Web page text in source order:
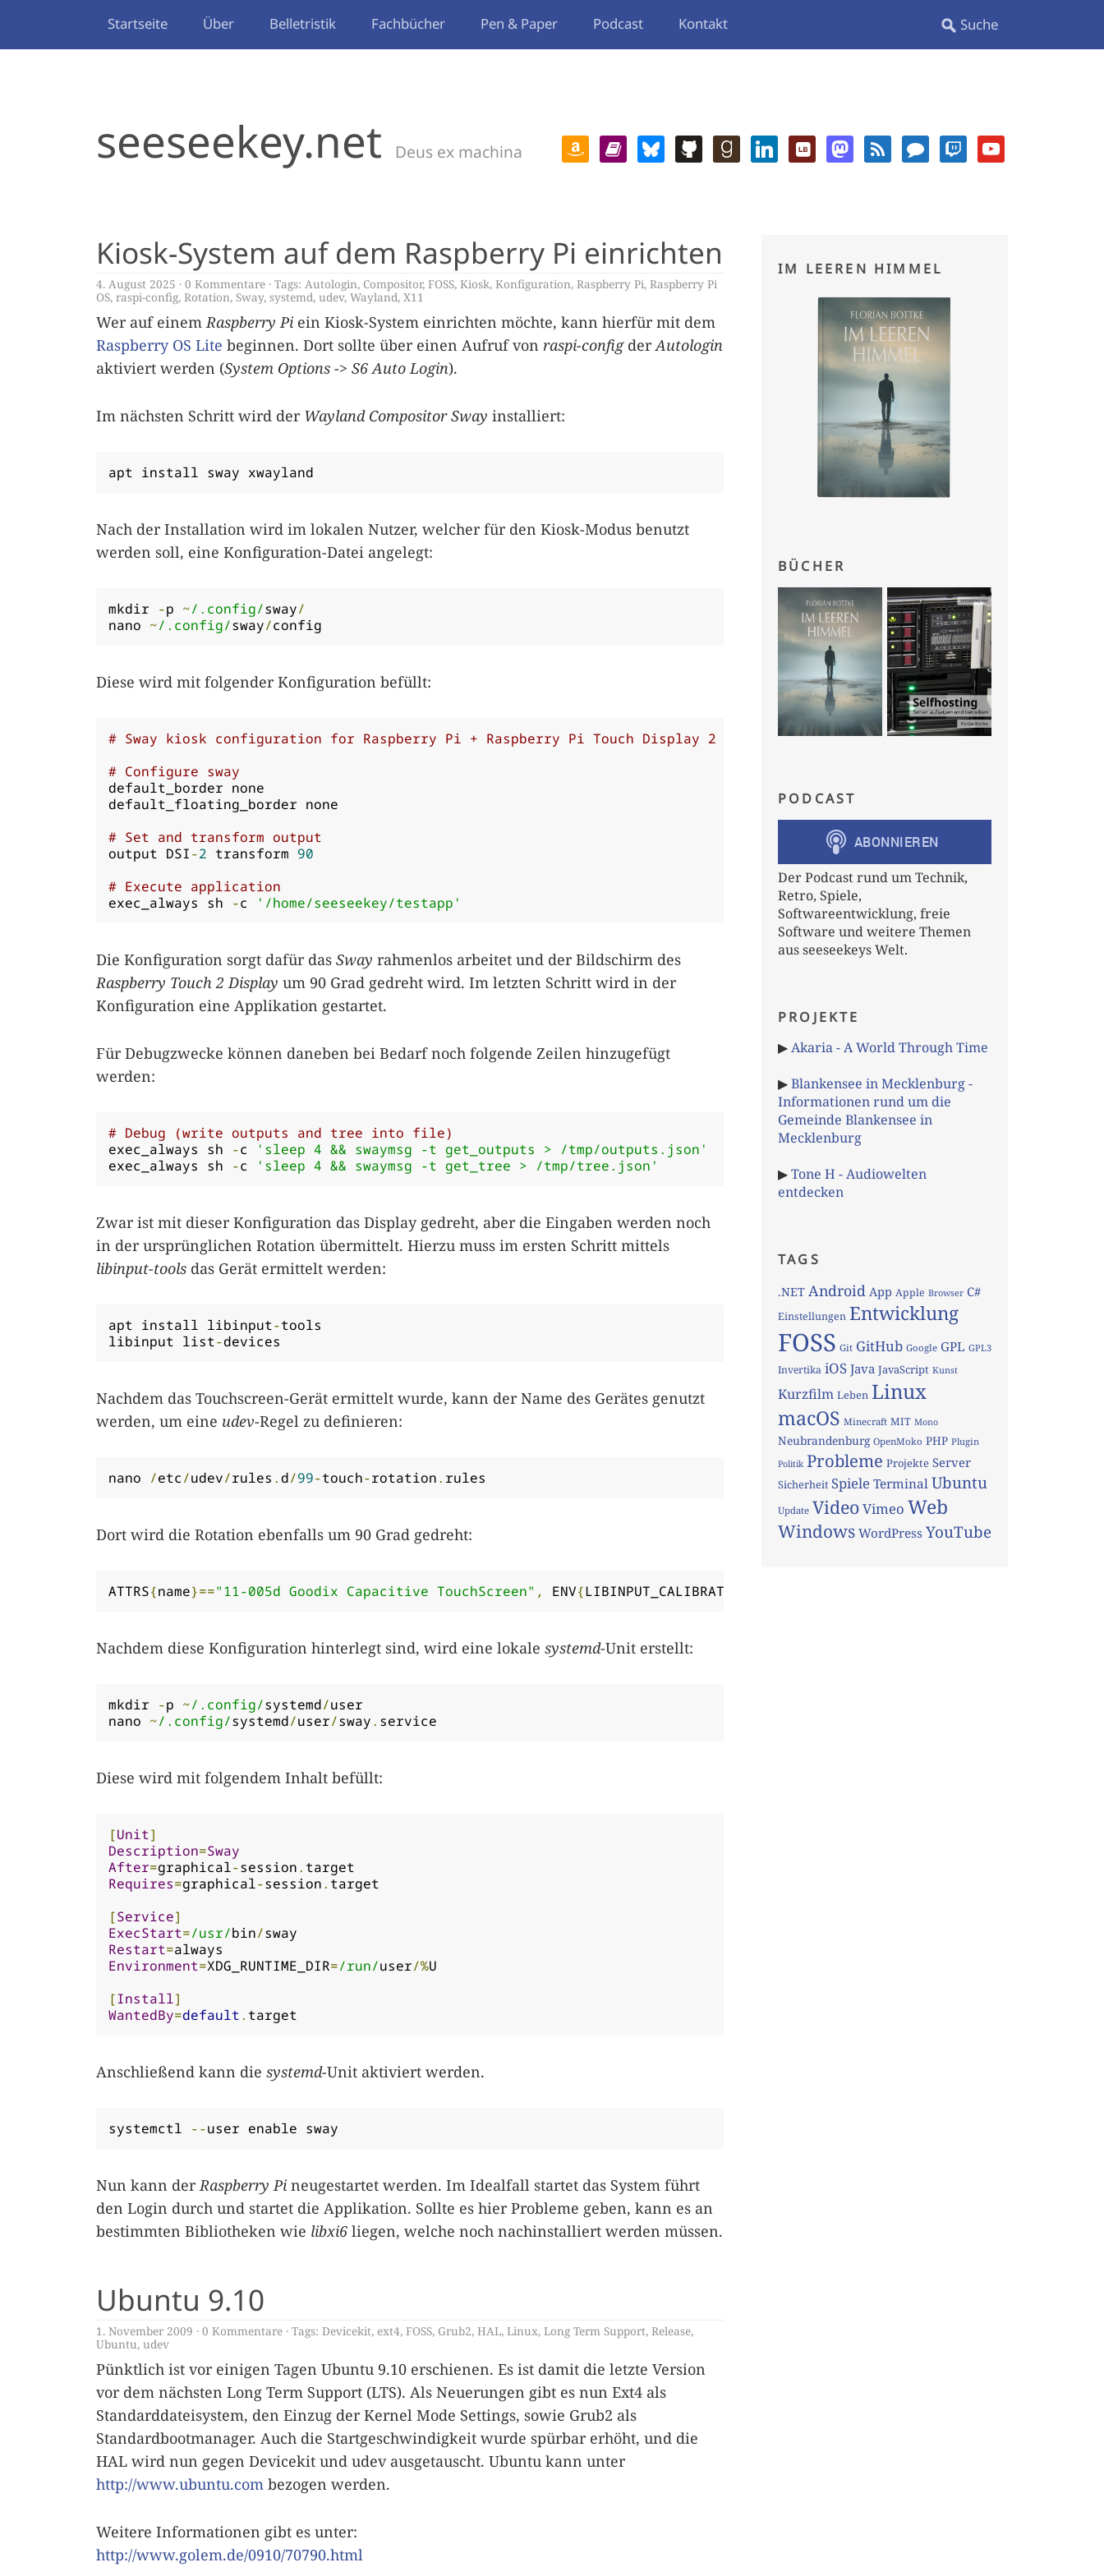
Startseite Über Belletristik Fachbücher Pen & Paper Podcast Kontakt
seeseekey.net Deus ex machina
Kiosk-System auf dem Raspberry Pi einrichten
4. August 2025 0 Kommentare Tags: Autologin, Compositor, FOSS, Kiosk, Konfiguration, Raspberry Pi, Raspberry Pi
OS, raspi-config, Rotation, Sway, systemd, udev, Wayland, X11
Wer auf einemRaspberry Pi ein Kiosk-System einrichten möchte, kann hierfür mit dem
Raspberry OS Lite beginnen. Dort sollte über einen Aufruf von raspi-configderAutologin
aktiviert werden (System Options -> S6 Auto Login).
Im nächsten Schritt wird der Wayland Compositor Sway installiert:
apt install sway xwayland
Nach der Installation wird im lokalen Nutzer, welcher für den Kiosk-Modus benutzt
werden soll, eine Konfiguration-Datei angelegt:
mkdir -p ~/.config/sway/
nano ~/.config/sway/config
Diese wird mit folgender Konfiguration befüllt:
# Sway kiosk configuration for Raspberry Pi + Raspberry Pi Touch Display 2
# Configure sway
default_border none
default_floating_border none
# Set and transform output
output DSI-2 transform 90
# Execute application
exec_always sh -c '/home/seeseekey/testapp'
Die Konfiguration sorgt dafür das Sway rahmenlos arbeitet und der Bildschirm des
Raspberry Touch 2 Display um 90 Grad gedreht wird. Im letzten Schritt wird in der
Konfiguration eine Applikation gestartet.
Für Debugzwecke können daneben bei Bedarf noch folgende Zeilen hinzugefügt
werden:
# Debug (write outputs and tree into file)
exec_always sh -c
'sleep 4 && swaymsg -t get_outputs > /tmp/outputs.json'
exec_always sh -c 'sleep 4 && swaymsg -t get_tree > /tmp/tree.json'
Zwar ist mit dieser Konfiguration das Display gedreht, aber die Eingaben werden noch
in der ursprünglichen Rotation übermittelt. Hierzu muss im ersten Schritt mittels
libinput-tools das Gerät ermittelt werden:
apt install libinput-tools
libinput list-devices
Nachdem das Touchscreen-Gerät ermittelt wurde, kann der Name des Gerätes genutzt
werden, um eine udev-Regel zu definieren:
nano /etc/udev/rules .d/99-touch-rotation. rules
Dort wird die Rotation ebenfalls um 90 Grad gedreht:
ATTRS{name}=="11-005d Goodix Capacitive TouchScreen" , ENV{LIBINPUT_CALIBRATION_MATRIX
Nachdem diese Konfiguration hinterlegt sind, wird eine lokale systemd-Unit erstellt:
mkdir -p ~/.config/systemd/user
nano ~/.config/systemd/user/sway. service
Diese wird mit folgendem Inhalt befüllt:
[Unit]
Description=Sway
After=graphical-session.
Requires=graphical-session. target
[Service]
ExecStart=/usr/bin/
Restart=
Environment=XDG_RUNTIME_DIR=/run/user/%U
[Install]
WantedBy=default. target
Anschließend kann die systemd-Unit aktiviert werden.
systemctl --user enable sway
Nun kann derRaspberry Pi neugestartet werden. Im Idealfall startet das System führt
den Login durch und startet die Applikation. Sollte es hier Probleme geben, kann es an
bestimmten Bibliotheken wie libxi6 liegen, welche noch nachinstalliert werden müssen.
Ubuntu 9.10
1. November 2009 0 Kommentare Tags: Devicekit, ext4, FOSS, Grub2, HAL, Linux, Long Term Support, Release,
Ubuntu, udev
Pünktlich ist vor einigen Tagen Ubuntu 9.10 erschienen. Es ist damit die letzte Version
vor dem nächsten Long Term Support (LTS). Als Neuerungen gibt es nun Ext4 als
Standarddateisystem, den Einzug der Kernel Mode Settings, sowie Grub2 als
Standardbootmanager. Auch die Startgeschwindigkeit wurde spürbar erhöht, und die
HAL wird nun gegen Devicekit und udev ausgetauscht. Ubuntu kann unter
http://www.ubuntu.com bezogen werden.
Weitere Informationen gibt es unter:
http://www.golem.de/0910/70790.html
IM LEEREN HIMMEL
BÜCHER
PODCAST
Der Podcast rund um Technik,
Retro, Spiele,
Softwareentwicklung, freie
Software und weitere Themen
aus seeseekeys Welt.
PROJEKTE
▶Akaria - A World Through Time
▶Blankensee in Mecklenburg -
Informationen rund um die
Gemeinde Blankensee in
Mecklenburg
▶Tone H - Audiowelten
entdecken
TAGS
.NET Android App Apple Browser C#
Einstellungen Entwicklung
FOSS Git GitHub Google GPL GPL3
Invertika iOS Java JavaScript Kunst
Kurzfilm Leben Linux
macOS Minecraft MIT Mono
Neubrandenburg OpenMoko PHP Plugin
Politik Probleme Projekte Server
Sicherheit Spiele TerminalUbuntu
Update VideoVimeo Web
Windows WordPress YouTube